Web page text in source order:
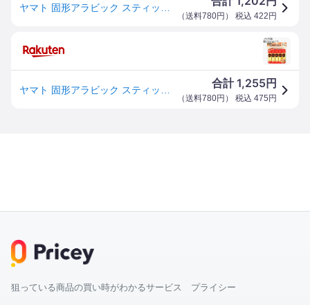
（送料780円 ） 税込 422 円
合計1,255円
（送料780円 ） 税込 475 円
狙っている商品の買い時がわかるサービス プライシー